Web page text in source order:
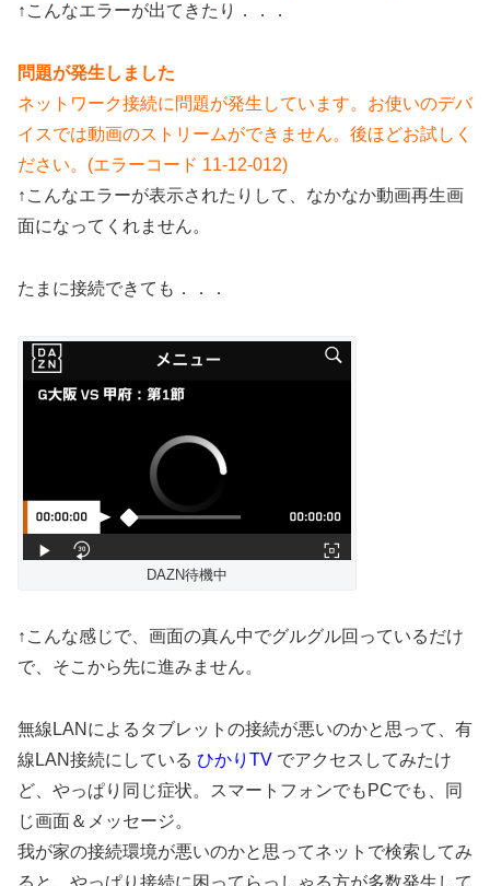
↑こんなエラーが出てきたり．．．
問題が発生しました
ネットワーク接続に問題が発生しています。お使いのデバ
イスでは動画のストリームができません。後ほどお試しく
ださい。(エラーコード 11-12-012)
↑こんなエラーが表示されたりして、なかなか動画再生画
面になってくれません。
たまに接続できても．．．
DAZN待機中
↑こんな感じで、画面の真ん中でグルグル回っているだけ
で、そこから先に進みません。
無線LANによるタブレットの接続が悪いのかと思って、有
線LAN接続にしている ひかりTV でアクセスしてみたけ
ど、やっぱり同じ症状。スマートフォンでもPCでも、同
じ画面＆メッセージ。
我が家の接続環境が悪いのかと思ってネットで検索してみ